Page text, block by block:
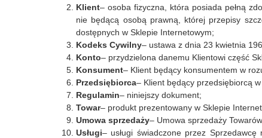
Klient– osoba fizyczna, która posiada pełną
nie będącą osobą prawną, której przepisy
dostępnych w Sklepie Internetowym;
Kodeks Cywilny– ustawa z dnia 23 kwietnia
Konto– przydzielona danemu Klientowi część
Konsument– Klient będący konsumentem w
Przedsiębiorca– Klient będący przedsiębiorcą
Regulamin– niniejszy dokument;
Towar– produkt prezentowany w Sklepie
Umowa sprzedaży– Umowa sprzedaży
Usługi– usługi świadczone przez